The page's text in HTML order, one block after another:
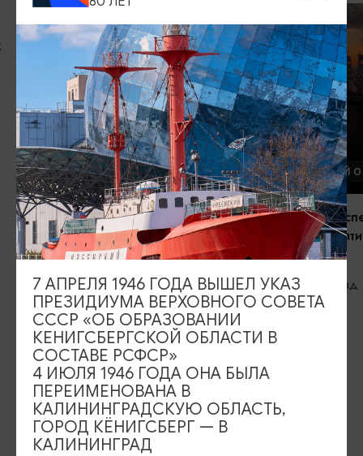
АКТИВНЫЙ ОТДЫХ
39 чувство
Зеленоградск, Садовая ул., 32А,
Зеленоградск
АКТИВНЫЙ
Морская
«Мир»:
ветра»
Калининград
ИЩИТЕ ТАКЖЕ НА НАШЕМ САЙТЕ
Серебряное ожерелье
Электронная виза
Туры и экскурсии
7 АПРЕЛЯ 1946 ГОДА ВЫШЕЛ УКАЗ
ПРЕЗИДИУМА ВЕРХОВНОГО СОВЕТА
СССР «ОБ ОБРАЗОВАНИИ
КЕНИГСБЕРГСКОЙ ОБЛАСТИ В
СОСТАВЕ РСФСР»
4 ИЮЛЯ 1946 ГОДА ОНА БЫЛА
ПЕРЕИМЕНОВАНА В
КАЛИНИНГРАДСКУЮ ОБЛАСТЬ,
ГОРОД КЁНИГСБЕРГ — В
КАЛИНИНГРАД